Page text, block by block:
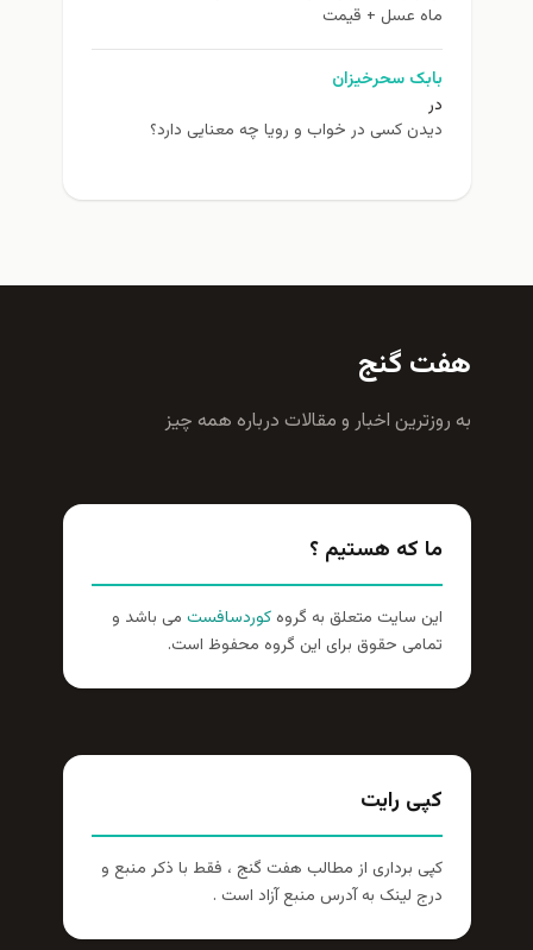
ماه عسل + قیمت
بابک سحرخیزان
در
دیدن کسی در خواب و رویا چه معنایی دارد؟
هفت گنج
به روزترين اخبار و مقالات درباره همه چيز
ما که هستیم ؟
این سایت متعلق به گروهکوردسافست می باشد و
تمامی حقوق برای این گروه محفوظ است.
کپی رایت
کپی برداری از مطالب هفت گنج ، فقط با ذکر منبع و
درج لینک به آدرس منبع آزاد است .